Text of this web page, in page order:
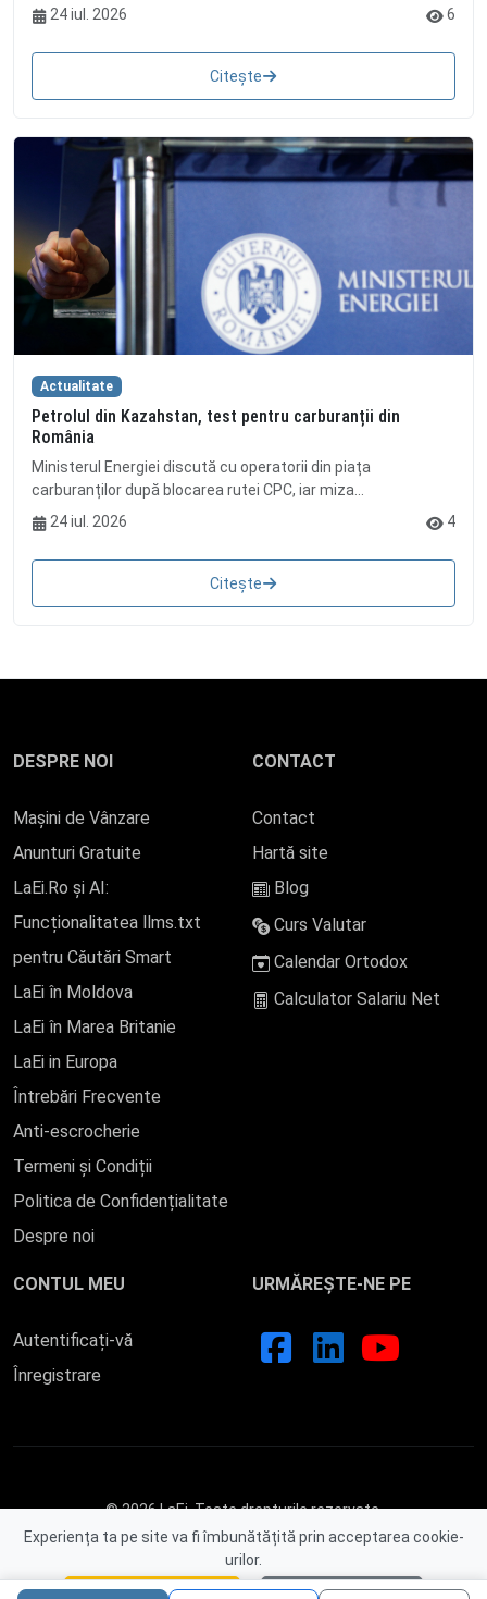
24 iul. 2026
6
Citește
Actualitate
Petrolul din Kazahstan, test pentru carburanții din
România
Ministerul Energiei discută cu operatorii din piața
carburanților după blocarea rutei CPC, iar miza...
24 iul. 2026
4
Citește
Experiența ta pe site va fi îmbunătățită prin acceptarea cookie-
urilor.
DESPRE NOI
Mașini de Vânzare
Anunturi Gratuite
LaEi.Ro și AI:
Funcționalitatea llms.txt
pentru Căutări Smart
LaEi în Moldova
LaEi în Marea Britanie
LaEi in Europa
Întrebări Frecvente
Anti-escrocherie
Termeni și Condiții
Politica de Confidențialitate
Despre noi
CONTACT
Contact
Hartă site
Blog
Curs Valutar
Calendar Ortodox
Calculator Salariu Net
CONTUL MEU
Autentificați-vă
Înregistrare
URMĂREȘTE-NE PE
© 2026 LaEi. Toate drepturile rezervate.